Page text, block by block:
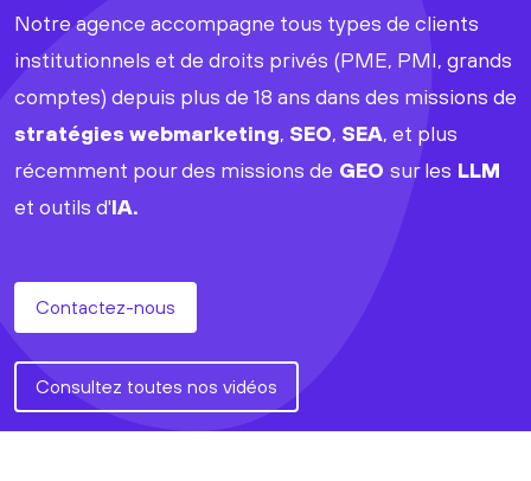
Notre agence accompagne tous types de clients
institutionnels et de droits privés (PME, PMI, grands
comptes) depuis plus de 18 ans dans des missions de
stratégies webmarketing, SEO, SEA, et plus
récemment pour des missions de GEO sur les LLM
et outils d'IA.
Contactez-nous
Consultez toutes nos vidéos